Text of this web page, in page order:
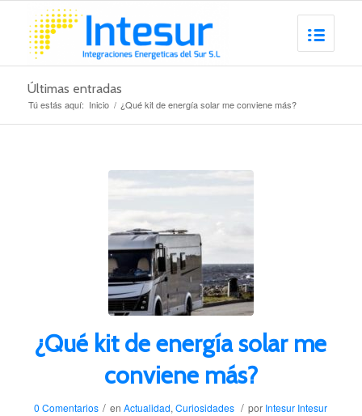
Últimas entradas
Tú estás aquí: Inicio / ¿Qué kit de energía solar me conviene más?
¿Qué kit de energía solar me
conviene más?
0 Comentarios / enActualidad,Curiosidades / por Intesur Intesur